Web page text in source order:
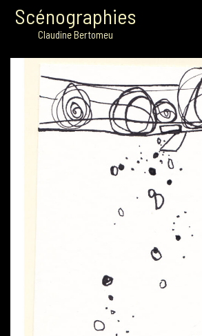
Scénographies
Claudine Bertomeu